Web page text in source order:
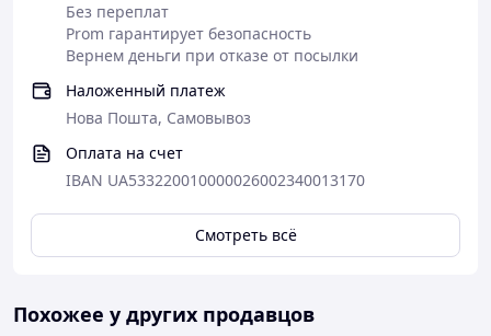
Без переплат
Prom гарантирует безопасность
Вернем деньги при отказе от посылки
Наложенный платеж
Нова Пошта, Самовывоз
Оплата на счет
IBAN UA533220010000026002340013170
Смотреть всё
Похожее у других продавцов